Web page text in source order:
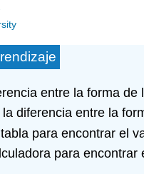
entre la forma de
diferencia entre la
tabla para encontrar el
para encontrar